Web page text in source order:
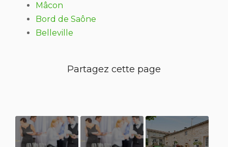
Mâcon
Bord de Saône
Belleville